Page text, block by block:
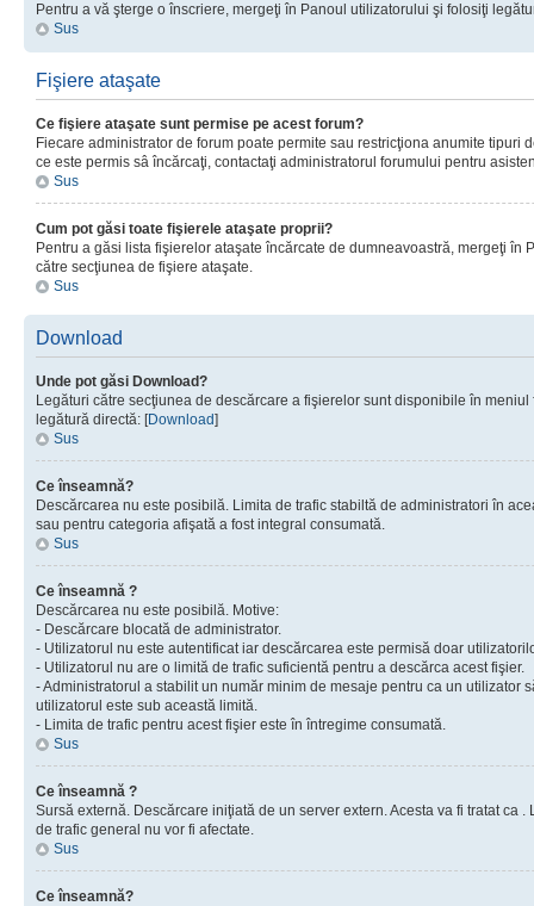
Pentru a vă şterge o înscriere, mergeţi în Panoul utilizatorului şi folosiţi
Sus
Fişiere ataşate
Ce fişiere ataşate sunt permise pe acest forum?
Fiecare administrator de forum poate permite sau restricţiona anumite tipuri
ce este permis sâ încărcaţi, contactaţi administratorul forumului pentru
Sus
Cum pot găsi toate fişierele ataşate proprii?
Pentru a găsi lista fişierelor ataşate încărcate de dumneavoastră, mergeţi în
către secţiunea de fişiere ataşate.
Sus
Download
Unde pot găsi Download?
Legături către secţiunea de descărcare a fişierelor sunt disponibile în
legătură directă: [Download]
Sus
Ce înseamnă?
Descărcarea nu este posibilă. Limita de trafic stabiltă de administratori în
sau pentru categoria afişată a fost integral consumată.
Sus
Ce înseamnă ?
Descărcarea nu este posibilă. Motive:
- Descărcare blocată de administrator.
- Utilizatorul nu este autentificat iar descărcarea este permisă doar
- Utilizatorul nu are o limită de trafic suficientă pentru a descărca acest fişier.
- Administratorul a stabilit un număr minim de mesaje pentru ca un utilizator
utilizatorul este sub această limită.
- Limita de trafic pentru acest fişier este în întregime consumată.
Sus
Ce înseamnă ?
Sursă externă. Descărcare iniţiată de un server extern. Acesta va fi tratat ca
de trafic general nu vor fi afectate.
Sus
Ce înseamnă?